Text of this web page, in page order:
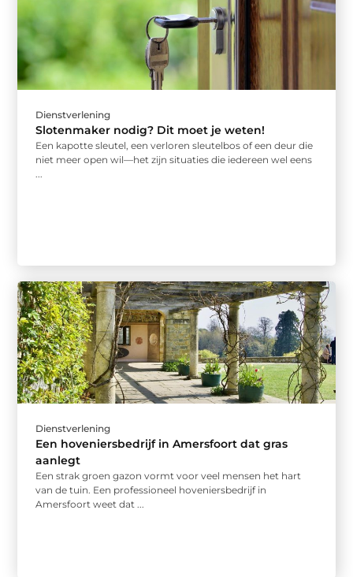
Dienstverlening
Slotenmaker nodig? Dit moet je weten!
Een kapotte sleutel, een verloren sleutelbos of een deur die
niet meer open wil—het zijn situaties die iedereen wel eens
...
Dienstverlening
Een hoveniersbedrijf in Amersfoort dat gras
aanlegt
Een strak groen gazon vormt voor veel mensen het hart
van de tuin. Een professioneel hoveniersbedrijf in
Amersfoort weet dat ...